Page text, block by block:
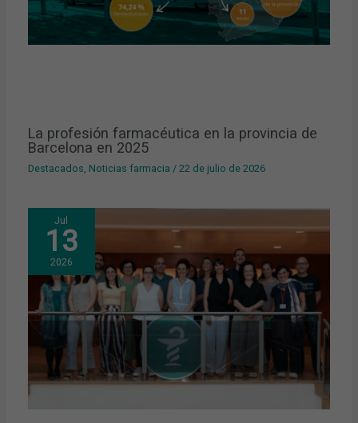
La profesión farmacéutica en la provincia de
Barcelona en 2025
Destacados Noticias farmacia /22 de julio de 2026
Jul
13
2026